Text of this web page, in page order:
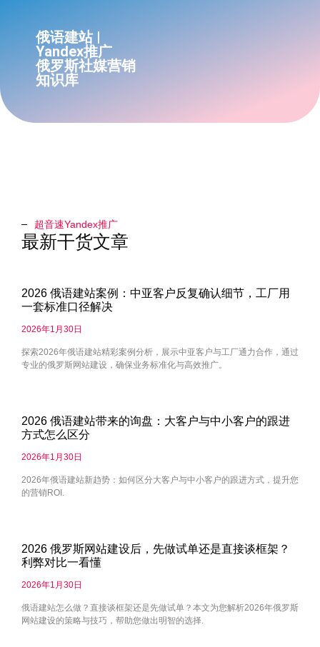
俄语建站 |
Yandex推广
俄罗斯社媒营销
知识库
超音速Yandex推广​
最新干货文章
2026 俄语建站案例：中亚客户反复确认细节，工厂用
一套标准口径解决
2026年1月30日
探索2026年俄语建站精彩案例分析，展示中亚客户与工厂通力合作，通过
专业的俄罗斯网站建设，确保业务标准化与高效推广。
2026 俄语建站带来的询盘：大客户与中小客户的跟进
方式怎么区分
2026年1月30日
2026年俄语建站新趋势：如何区分大客户与中小客户的跟进方式，提升您
的营销ROI.
2026 俄罗斯网站建设后，先做试单还是直接谈框架？
利弊对比一看懂
2026年1月30日
俄语建站怎么做？直接谈框架还是先做试单？本文为您解析2026年俄罗斯
网站建设的策略与技巧，帮助您做出明智的选择.